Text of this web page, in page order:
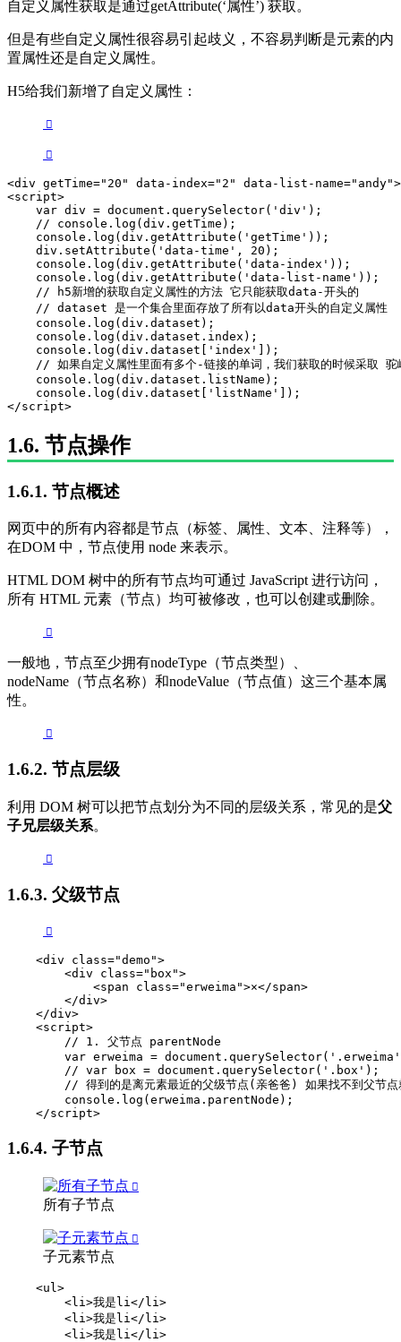
自定义属性获取是通过getAttribute(‘属性’) 获取。
但是有些自定义属性很容易引起歧义，不容易判断是元素的内
置属性还是自定义属性。
H5给我们新增了自定义属性：
<div getTime="20" data-index="2" data-list-
<script>
    var div = document.querySelector('div');
    // console.log(div.getTime);
    console.log(div.getAttribute('getTime'));
    div.setAttribute('data-time', 20);
    console.log(div.getAttribute('data-index'));
    console.log(div.getAttribute('data-list-name'));
    // h5新增的获取自定义属性的方法 它只能获取data-开头的
    // dataset 是一个集合里面存放了所有以data开头的自定义属性
    console.log(div.dataset);
    console.log(div.dataset.index);
    console.log(div.dataset['index']);
// 如果自定义属性里面有多个-链接的单词，我们获取的时候采取 驼
    console.log(div.dataset.listName);
    console.log(div.dataset['listName']);
</script>
1.6. 节点操作
1.6.1. 节点概述
网页中的所有内容都是节点（标签、属性、文本、注释等），
在DOM 中，节点使用 node 来表示。
HTML DOM 树中的所有节点均可通过 JavaScript 进行访问，
所有 HTML 元素（节点）均可被修改，也可以创建或删除。
一般地，节点至少拥有nodeType（节点类型）、
nodeName（节点名称）和nodeValue（节点值）这三个基本属
性。
1.6.2. 节点层级
利用 DOM 树可以把节点划分为不同的层级关系，常见的是父
子兄层级关系。
1.6.3. 父级节点
    <div class="demo">
        <div class="box">
            <span class="erweima">×</span>
        </div>
    </div>
    <script>
        // 1. 父节点 parentNode
var erweima =
        // var box = document.querySelector('.box');
// 得到的是离元素最近的父级节点(亲爸爸) 如果找不到父节
        console.log(erweima.parentNode);
    </script>
1.6.4. 子节点
所有子节点
子元素节点
    <ul>
        <li>我是li</li>
        <li>我是li</li>
        <li>我是li</li>